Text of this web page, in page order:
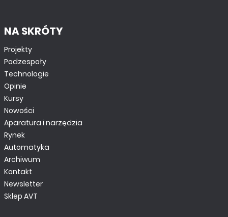
NA SKRÓTY
Projekty
Podzespoły
Technologie
Opinie
Kursy
Nowości
Aparatura i narzędzia
Rynek
Automatyka
Archiwum
Kontakt
Newsletter
Sklep AVT